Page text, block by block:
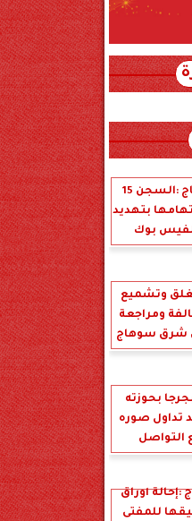
جنايات سوهاج :السجن 15
بتهديد
بوك
وتشميع
ومراجعة
شرق سوهاج
بحوزته
تداول صوره
التواصل
:إحالة أوراق
للمفتى